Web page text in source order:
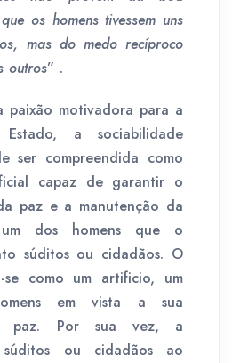
os homens tivessem uns
mas do medo recíproco
outros” .
paixão motivadora para a
a sociabilidade
ser compreendida como
capaz de garantir o
paz e a manutenção da
dos homens que o
súditos ou cidadãos. O
se como um artificio, um
em vista a sua
paz. Por sua vez, a
ou cidadãos ao